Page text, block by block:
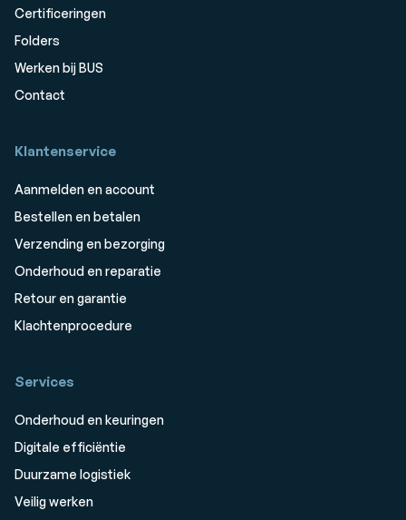
Certificeringen
Folders
Werken bij BUS
Contact
Klantenservice
Aanmelden en account
Bestellen en betalen
Verzending en bezorging
Onderhoud en reparatie
Retour en garantie
Klachtenprocedure
Services
Onderhoud en keuringen
Digitale efficiëntie
Duurzame logistiek
Veilig werken